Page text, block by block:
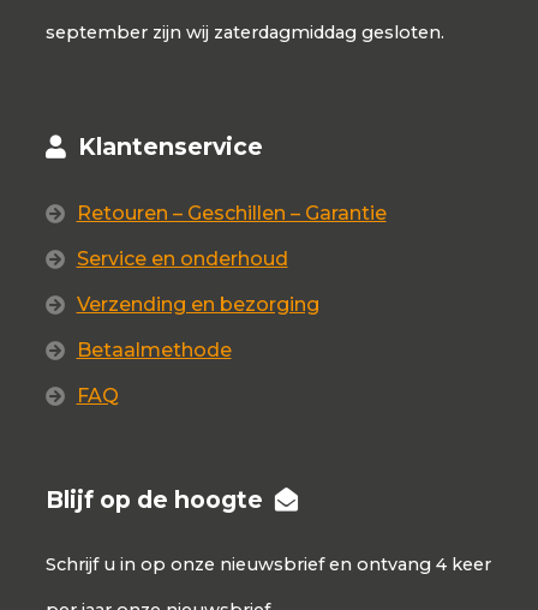
september zijn wij zaterdagmiddag gesloten.
Klantenservice
Retouren – Geschillen – Garantie
Service en onderhoud
Verzending en bezorging
Betaalmethode
FAQ
Blijf op de hoogte
Schrijf u in op onze nieuwsbrief en ontvang 4 keer